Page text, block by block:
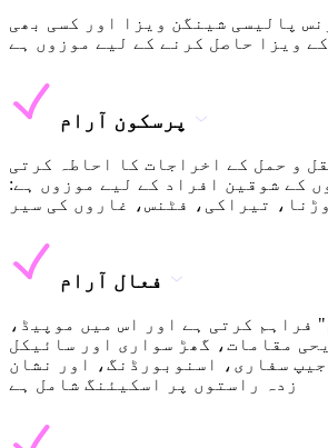
پالیسی شینگن ویزا اور کسی بھی
ویزا حاصل کرنے کے لیے موزوں ہے
پرسکون آرام
و حمل کے اخراجات کا احاطہ کرتی
کے شوقین افراد کے لیے موزوں ہے:
تیراکی، فٹنس، غاروں کی سیر
فعال آرام
فراہم کرتی ہے اور اس میں موپیڈ،
مقامات، گھڑ سواری اور سائیکل
سفاری، اسنوبورڈنگ، اور نشان
زدہ راستوں پر اسکیئنگ شامل ہے